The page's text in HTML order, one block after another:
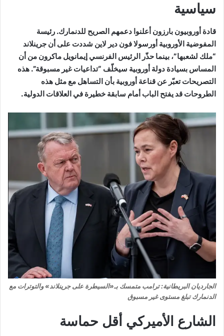
سياسية
قادة أوروبيون بارزون أعلنوا دعمهم الصريح للدنمارك. رئيسة
المفوضية الأوروبية أورسولا فون دير لاين شددت على أن جرينلاند
“ملك لشعبها”، بينما حذّر الرئيس الفرنسي إيمانويل ماكرون من أن
المساس بسيادة دولة أوروبية سيخلّف “تداعيات غير مسبوقة”. هذه
التصريحات تعبّر عن قناعة أوروبية بأن التساهل مع مثل هذه
الطروحات قد يفتح الباب أمام سابقة خطيرة في العلاقات الدولية.
الجارديان البريطانية: ترامب متمسك بـ«السيطرة على جرينلاند» والتوترات مع
الدنمارك تبلغ مستوى غير مسبوق
الشارع الأميركي أقل حماسة